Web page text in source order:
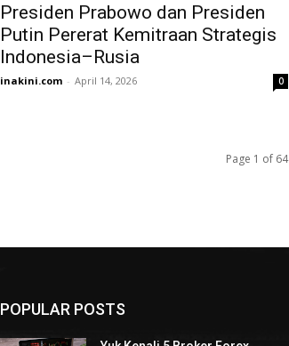
Presiden Prabowo dan Presiden
Putin Pererat Kemitraan Strategis
Indonesia–Rusia
inakini.com - April 14, 2026 0
Page 1 of 64
POPULAR POSTS